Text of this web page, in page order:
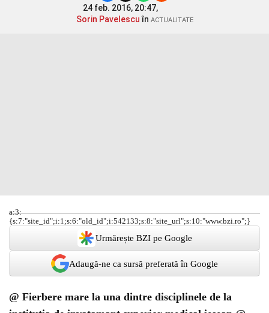
24 feb. 2016, 20:47,
Sorin Pavelescuîn ACTUALITATE
a:3:
{s:7:"site_id";i:1;s:6:"old_id";i:542133;s:8:"site_url";s:10:"www.bzi.ro";}
Urmărește BZI pe Google
Adaugă-ne ca sursă preferată în Google
@ Fierbere mare la una dintre disciplinele de la